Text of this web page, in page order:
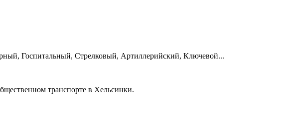
Госпитальный, Стрелковый, Артиллерийский, Ключевой...
транспорте в Хельсинки.